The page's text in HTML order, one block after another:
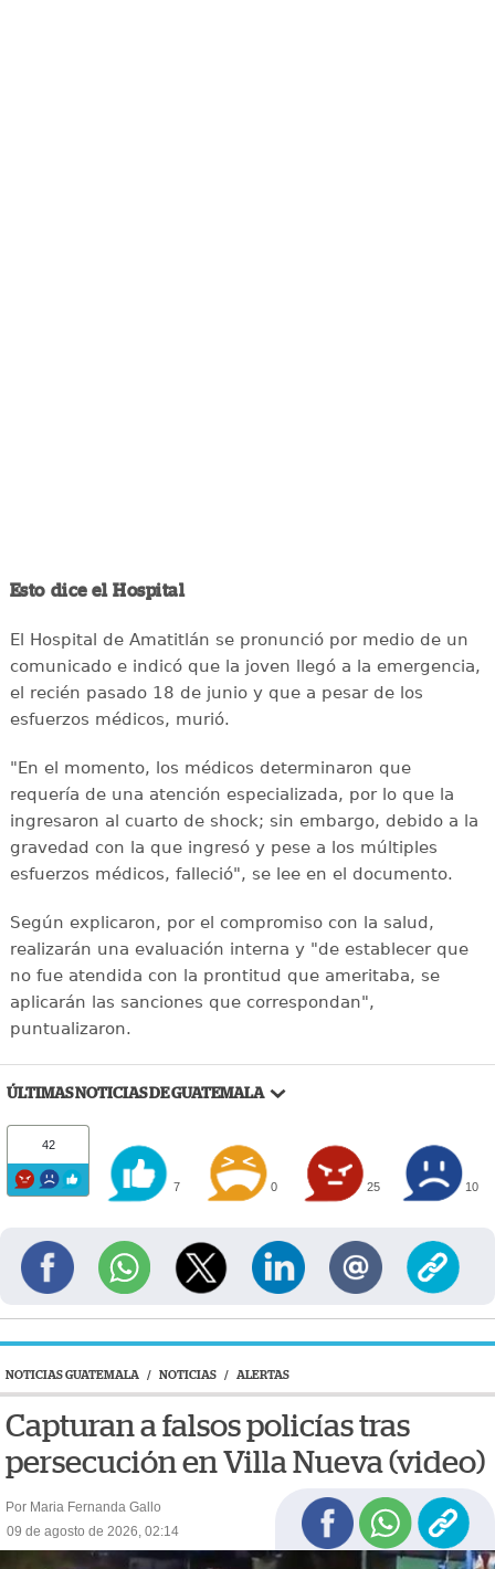
Esto dice el Hospital
El Hospital de Amatitlán se pronunció por medio de un
comunicado e indicó que la joven llegó a la emergencia,
el recién pasado 18 de junio y que a pesar de los
esfuerzos médicos, murió.
"En el momento, los médicos determinaron que
requería de una atención especializada, por lo que la
ingresaron al cuarto de shock; sin embargo, debido a la
gravedad con la que ingresó y pese a los múltiples
esfuerzos médicos, falleció", se lee en el documento.
Según explicaron, por el compromiso con la salud,
realizarán una evaluación interna y "de establecer que
no fue atendida con la prontitud que ameritaba, se
aplicarán las sanciones que correspondan",
puntualizaron.
ÚLTIMAS NOTICIAS DE GUATEMALA
42
7 0 25 10
NOTICIAS GUATEMALA / NOTICIAS / ALERTAS
Capturan a falsos policías tras
persecución en Villa Nueva (video)
Por Maria Fernanda Gallo
09 de agosto de 2026, 02:14